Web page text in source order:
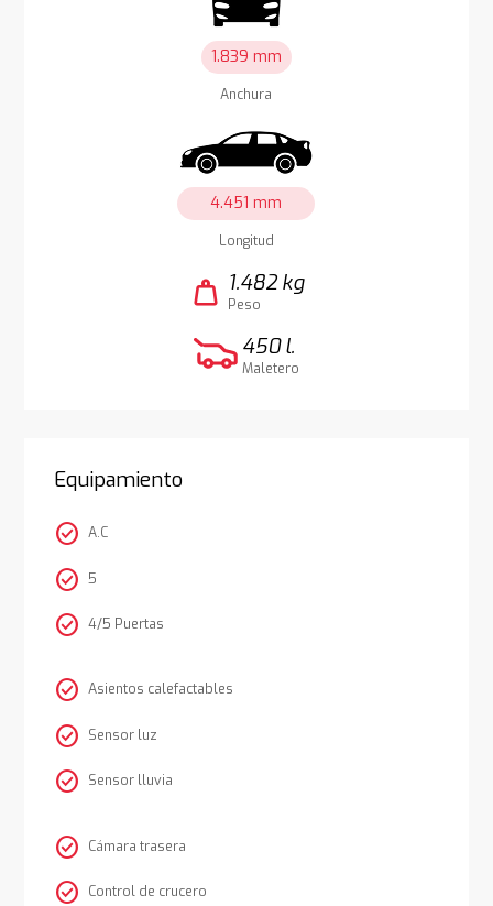
1.839 mm
Anchura
4.451 mm
Longitud
weight 1.482 kg
Peso
450 l.
Maletero
Equipamiento
check_circle A.C
check_circle 5
check_circle 4/5 Puertas
check_circle Asientos calefactables
check_circle Sensor luz
check_circle Sensor lluvia
check_circle Cámara trasera
check_circle Control de crucero